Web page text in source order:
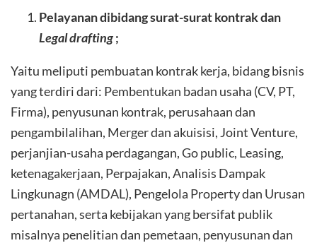
Pelayanan dibidang surat-surat kontrak dan
Legal drafting;
Yaitu meliputi pembuatan kontrak kerja, bidang bisnis
yang terdiri dari: Pembentukan badan usaha (CV, PT,
Firma), penyusunan kontrak, perusahaan dan
pengambilalihan, Merger dan akuisisi, Joint Venture,
perjanjian-usaha perdagangan, Go public, Leasing,
ketenagakerjaan, Perpajakan, Analisis Dampak
Lingkunagn (AMDAL), Pengelola Property dan Urusan
pertanahan, serta kebijakan yang bersifat publik
misalnya penelitian dan pemetaan, penyusunan dan